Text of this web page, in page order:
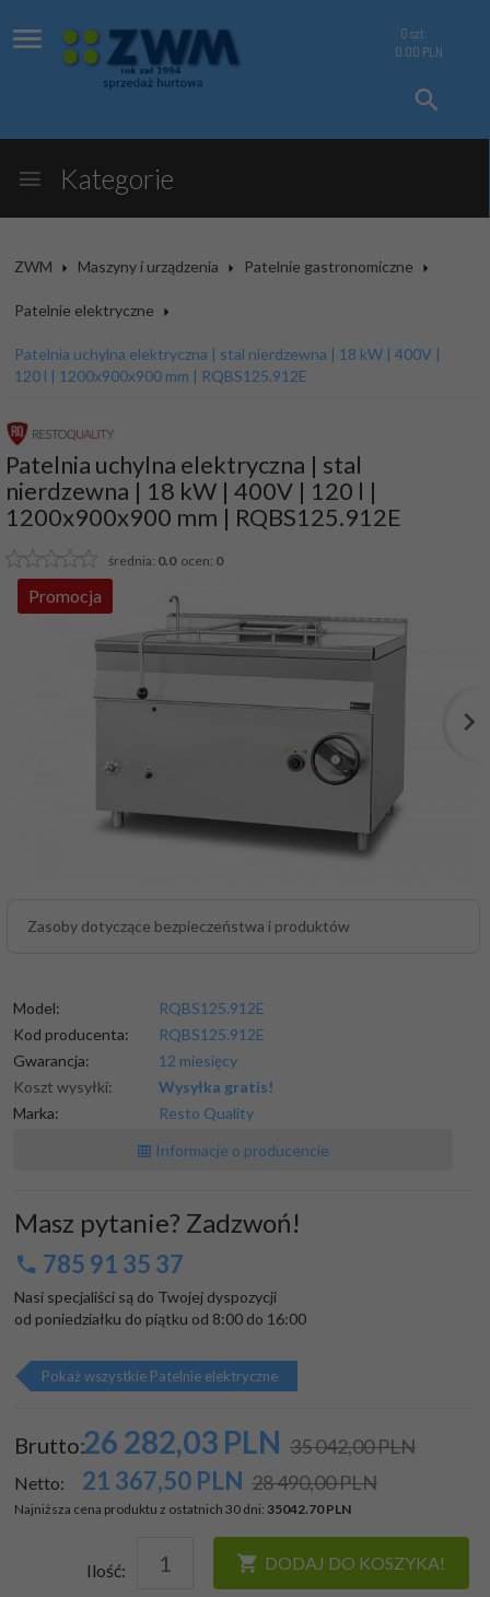
0 szt.
0.00 PLN
Kategorie
ZWM Maszyny i urządzenia Patelnie gastronomiczne
Patelnie elektryczne
Patelnia uchylna elektryczna | stal nierdzewna | 18 kW | 400V |
120 l | 1200x900x900 mm | RQBS125.912E
Patelnia uchylna elektryczna | stal
nierdzewna | 18 kW | 400V | 120 l |
1200x900x900 mm | RQBS125.912E
średnia: 0.0ocen: 0
Promocja
Zasoby dotyczące bezpieczeństwa i produktów
Model:
RQBS125.912E
Kod producenta:
RQBS125.912E
Gwarancja:
12 miesięcy
Koszt wysyłki:
Wysyłka gratis!
Marka:
Resto Quality
Informacje o producencie
Masz pytanie? Zadzwoń!
785 91 35 37
Nasi specjaliści są do Twojej dyspozycji
od poniedziałku do piątku od 8:00 do 16:00
Pokaż wszystkie Patelnie elektryczne
Brutto:26 282,03 PLN 35 042,00 PLN
Netto: 21 367,50 PLN 28 490,00 PLN
Najniższa cena produktu z ostatnich 30 dni: 35042.70 PLN
Ilość: DODAJ DO KOSZYKA!